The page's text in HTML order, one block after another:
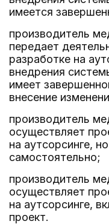
имеется
производитель
передает
разработке на
внедрения
имеет
внесение
производитель
осуществляет
на аутсорсинге,
самостоятельно;
производитель
осуществляет
на аутсорсинге,
проект.